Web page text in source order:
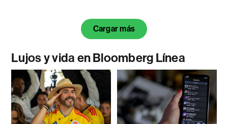
Cargar más
Lujos y vida en Bloomberg Línea